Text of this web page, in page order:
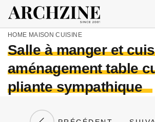
HOME MAISON CUISINE
Salle à manger et
aménagement table
pliante sympathique